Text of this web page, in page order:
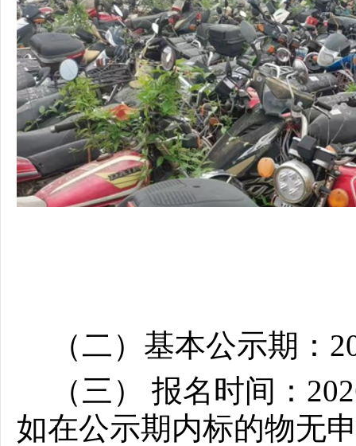
（二）基本公示期：
（三） 报名时间：
如在公示期内标的物无